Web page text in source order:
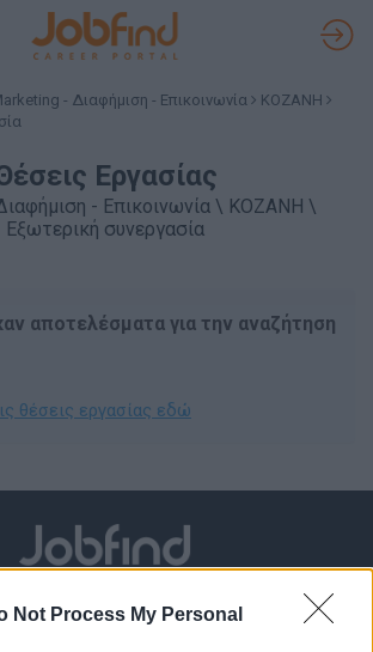
Not Process My Personal
- Διαφήμιση - Επικοινωνία
ΚΟΖΑΝΗ
Εργασίας
- Επικοινωνία \ ΚΟΖΑΝΗ \
Εξωτερική συνεργασία
αποτελέσματα για την αναζήτηση
θέσεις εργασίας εδώ